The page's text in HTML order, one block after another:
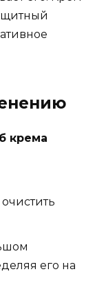
крема
его на